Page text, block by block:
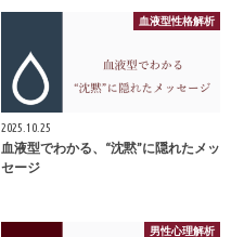
血液型性格解析
2025.10.25
血液型でわかる、“沈黙”に隠れたメッ
セージ
男性心理解析